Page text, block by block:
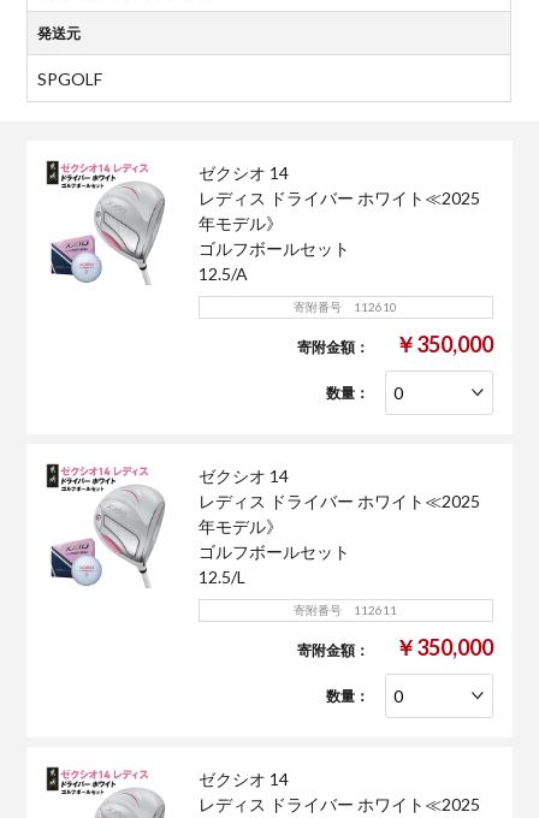
発送元
SPGOLF
ゼクシオ 14
レディス ドライバー ホワイト≪2025
年モデル》
ゴルフボールセット
12.5/A
寄附番号 112610
寄附金額： ￥350,000
数量：
ゼクシオ 14
レディス ドライバー ホワイト≪2025
年モデル》
ゴルフボールセット
12.5/L
寄附番号 112611
寄附金額： ￥350,000
数量：
ゼクシオ 14
レディス ドライバー ホワイト≪2025